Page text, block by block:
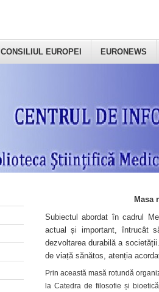
CONSILIUL EUROPEI EURONEWS
Masa
Subiectul abordat în cadrul
actual și important, întrucât
dezvoltarea durabilă a
de viață sănătos, atenția
Prin această masă rotundă
la Catedra de filosofie și